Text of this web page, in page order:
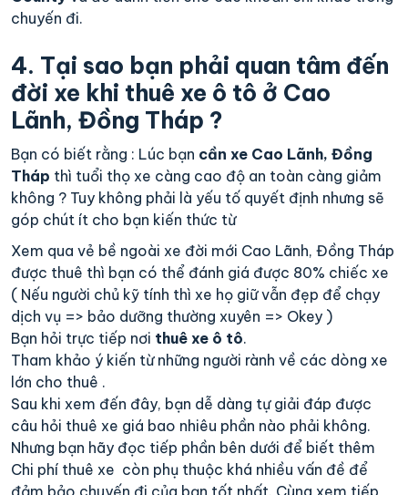
chuyến đi.
4. Tại sao bạn phải quan tâm đến
đời xe khi thuê xe ô tô ở Cao
Lãnh, Đồng Tháp ?
Bạn có biết rằng : Lúc bạn cần xe Cao Lãnh, Đồng
Tháp thì tuổi thọ xe càng cao độ an toàn càng giảm
không ? Tuy không phải là yếu tố quyết định nhưng sẽ
góp chút ít cho bạn kiến thức từ
Xem qua vẻ bề ngoài xe đời mới Cao Lãnh, Đồng Tháp
được thuê thì bạn có thể đánh giá được 80% chiếc xe
( Nếu người chủ kỹ tính thì xe họ giữ vẫn đẹp để chạy
dịch vụ => bảo dưỡng thường xuyên => Okey )
Bạn hỏi trực tiếp nơi thuê xe ô tô.
Tham khảo ý kiến từ những người rành về các dòng xe
lớn cho thuê .
Sau khi xem đến đây, bạn dễ dàng tự giải đáp được
câu hỏi thuê xe giá bao nhiêu phần nào phải không.
Nhưng bạn hãy đọc tiếp phần bên dưới để biết thêm
Chi phí thuê xe còn phụ thuộc khá nhiều vấn đề để
đảm bảo chuyến đi của bạn tốt nhất. Cùng xem tiếp